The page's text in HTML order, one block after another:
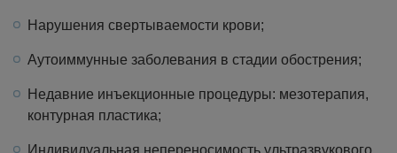
Нарушения свертываемости крови;
Аутоиммунные заболевания в стадии обострения;
Недавние инъекционные процедуры: мезотерапия,
контурная пластика;